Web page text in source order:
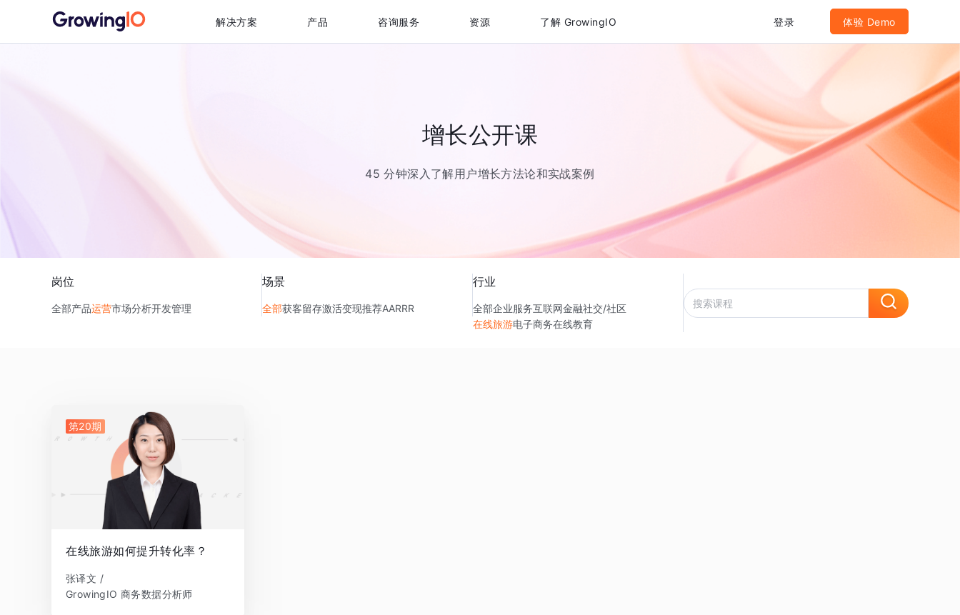
解决方案 产品 咨询服务 资源 了解 GrowingIO 登录 体验 Demo
增长公开课
45 分钟深入了解用户增长方法论和实战案例
岗位
全部产品运营市场分析开发管理
场景
全部获客留存激活变现推荐AARRR
行业
全部企业服务互联网金融社交/社区
在线旅游电子商务在线教育
第20期
在线旅游如何提升转化率？
张译文 /
GrowingIO 商务数据分析师